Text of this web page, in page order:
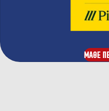
ΜΑΘΕ